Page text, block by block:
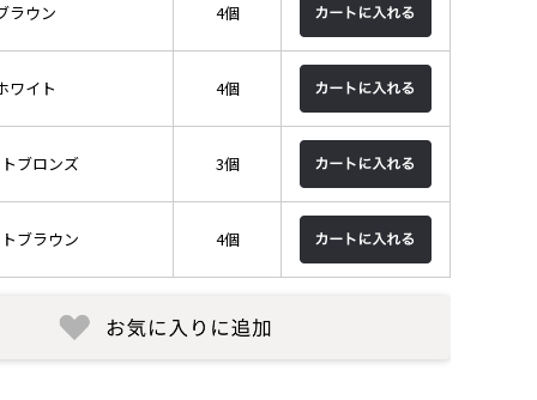
ラウン 4個
ワイト 4個
ブロンズ 3個
ブラウン 4個